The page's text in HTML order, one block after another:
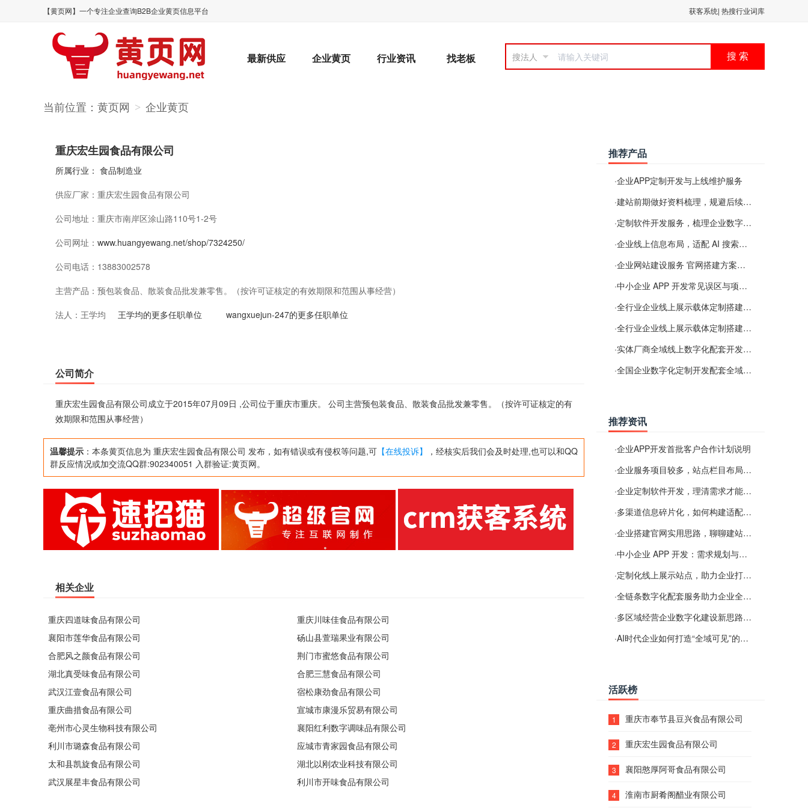
【黄页网】一个专注企业查询B2B企业黄页信息平台 获客系统| 热搜行业词库
最新供应 企业黄页 行业资讯 找老板 搜法人 搜 索
当前位置： 黄页网 > 企业黄页
重庆宏生园食品有限公司
所属行业： 食品制造业
供应厂家： 重庆宏生园食品有限公司
公司地址： 重庆市南岸区涂山路110号1-2号
公司网址： www.huangyewang.net/shop/7324250/
公司电话： 13883002578
主营产品： 预包装食品、散装食品批发兼零售。（按许可证核定的有效期限和范围从事经营）
法人： 王学均 王学均的更多任职单位 wangxuejun-247的更多任职单位
公司简介
重庆宏生园食品有限公司成立于2015年07月09日 ,公司位于重庆市重庆。 公司主营预包装食品、散装食品批发兼零售。（按许可证核定的有
效期限和范围从事经营）
温馨提示 ：本条黄页信息为 重庆宏生园食品有限公司 发布，如有错误或有侵权等问题,可 【在线投诉】
，经核实后我们会及时处理,也可以和QQ
群反应情况或加交流QQ群:902340051 入群验证:黄页网。
相关企业
重庆四道味食品有限公司
襄阳市莲华食品有限公司
合肥风之颜食品有限公司
湖北真受味食品有限公司
武汉江壹食品有限公司
重庆曲措食品有限公司
亳州市心灵生物科技有限公司
利川市璐森食品有限公司
太和县凯旋食品有限公司
武汉展星丰食品有限公司
重庆川味佳食品有限公司
砀山县萱瑞果业有限公司
荆门市蜜悠食品有限公司
合肥三慧食品有限公司
宿松康劲食品有限公司
宣城市康漫乐贸易有限公司
襄阳红利数字调味品有限公司
应城市青家园食品有限公司
湖北以刚农业科技有限公司
利川市开味食品有限公司
推荐产品
·企业APP定制开发与上线维护服务
·建站前期做好资料梳理，规避后续各类使用难题
·定制软件开发服务，梳理企业数字化落地常见难点
·企业线上信息布局，适配 AI 搜索需要留意这些要点
·企业网站建设服务 官网搭建方案经验分享
·中小企业 APP 开发常见误区与项目规划实用经验
·全行业企业线上展示载体定制搭建服务
·全行业企业线上展示载体定制搭建服务
·实体厂商全域线上数字化配套开发与地域检索优化服务
·全国企业数字化定制开发配套全域搜索优化服务
推荐资讯
·企业APP开发首批客户合作计划说明
·企业服务项目较多，站点栏目布局规划参考思路
·企业定制软件开发，理清需求才能提升数字化落地效率
·多渠道信息碎片化，如何构建适配 AI 检索的品牌信息源
·企业搭建官网实用思路，聊聊建站容易忽视的问题
·中小企业 APP 开发：需求规划与项目落地避坑经验分享
·定制化线上展示站点，助力企业打通线上经营渠道
·全链条数字化配套服务助力企业全域线上经营
·多区域经营企业数字化建设新思路：多端载体与地域检索一体化落地思路分享
·AI时代企业如何打造“全域可见”的数字资产？梓彤超越给出新解法
活跃榜
1 重庆市奉节县豆兴食品有限公司
2 重庆宏生园食品有限公司
3 襄阳憨厚阿哥食品有限公司
4 淮南市厨肴阁醋业有限公司